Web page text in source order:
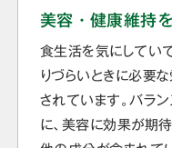
美容・健康維持
食生活を気にしてい
りづらいときに必要
されています。バラ
に、美容に効果が期